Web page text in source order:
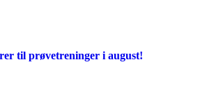
til prøvetreninger i august!